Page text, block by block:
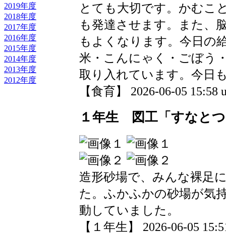
2019年度
2018年度
2017年度
2016年度
2015年度
2014年度
2013年度
2012年度
とても大切です。かむこ
も発達させます。また、
もよくなります。今日の
米・こんにゃく・ごぼう
取り入れています。今日
【食育】 2026-06-05 15:58
１年生 図工「すなと
造形砂場で、みんな裸足
た。ふかふかの砂場が気
動していました。
【１年生】 2026-06-05